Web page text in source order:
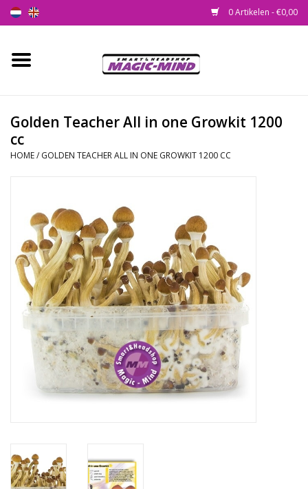
0 Artikelen - €0,00
Home
Smartshop
SEEDSHOP
Health Supplies
Psychedelic
Rituals & Wierook
Golden Teacher All in one Growkit 1200
cc
HOME/ GOLDEN TEACHER ALL IN ONE GROWKIT 1200 CC